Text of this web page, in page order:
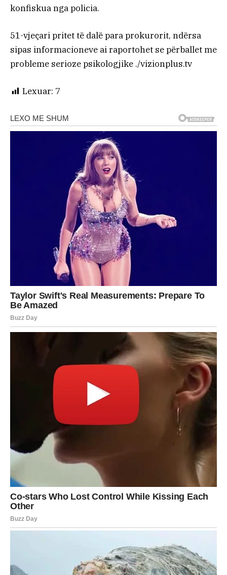
konfiskua nga policia.
51-vjeçari pritet të dalë para prokurorit, ndërsa
sipas informacioneve ai raportohet se përballet me
probleme serioze psikologjike ./vizionplus.tv
Lexuar: 7